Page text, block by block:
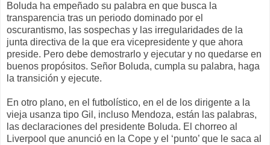
Boluda ha empeñado su palabra en que busca la
transparencia tras un periodo dominado por el
oscurantismo, las sospechas y las irregularidades de la
junta directiva de la que era vicepresidente y que ahora
preside. Pero debe demostrarlo y ejecutar y no quedarse en
buenos propósitos. Señor Boluda, cumpla su palabra, haga
la transición y ejecute.
En otro plano, en el futbolístico, en el de los dirigente a la
vieja usanza tipo Gil, incluso Mendoza, están las palabras,
las declaraciones del presidente Boluda. El chorreo al
Liverpool que anunció en la Cope y el ‘punto’ que le saca al